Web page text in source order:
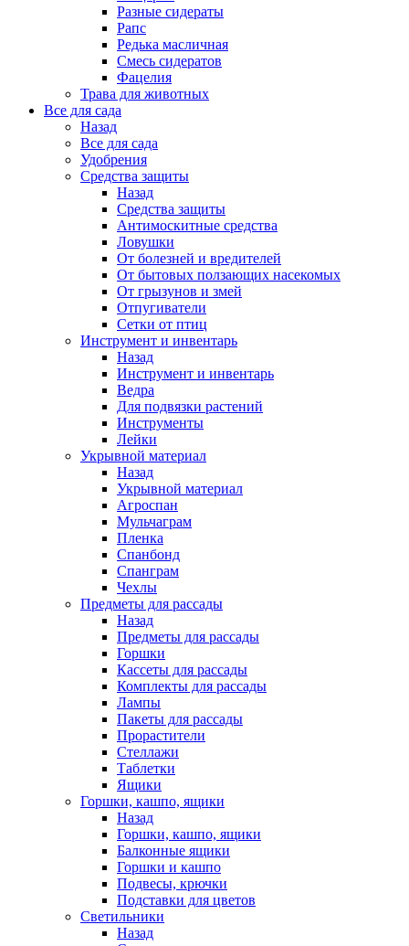
Разные сидераты
Рапс
Редька масличная
Смесь сидератов
Фацелия
Трава для животных
Все для сада
Назад
Все для сада
Удобрения
Средства защиты
Назад
Средства защиты
Антимоскитные средства
Ловушки
От болезней и вредителей
От бытовых ползающих насекомых
От грызунов и змей
Отпугиватели
Сетки от птиц
Инструмент и инвентарь
Назад
Инструмент и инвентарь
Ведра
Для подвязки растений
Инструменты
Лейки
Укрывной материал
Назад
Укрывной материал
Агроспан
Мульчаграм
Пленка
Спанбонд
Спанграм
Чехлы
Предметы для рассады
Назад
Предметы для рассады
Горшки
Кассеты для рассады
Комплекты для рассады
Лампы
Пакеты для рассады
Прорастители
Стеллажи
Таблетки
Ящики
Горшки, кашпо, ящики
Назад
Горшки, кашпо, ящики
Балконные ящики
Горшки и кашпо
Подвесы, крючки
Подставки для цветов
Светильники
Назад